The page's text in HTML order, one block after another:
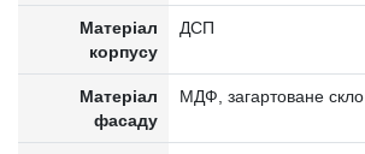
Матеріал
корпусу
ДСП
Матеріал
фасаду
МДФ, загартоване скло